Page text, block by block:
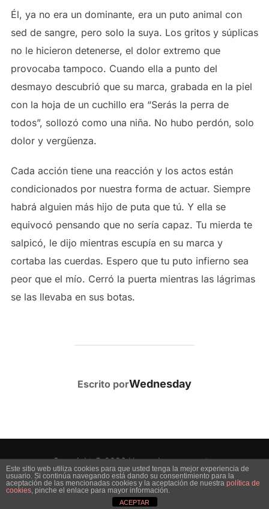
Él, ya no era un dominante, era un puto animal con
sed de sangre, pero solo la suya. Los gritos y súplicas
no le hicieron detenerse, el dolor extremo que
provocaba tampoco. Cuando ella a punto del
desmayo descubrió que su marca, grabada en la piel
con la hoja de un cuchillo era “Serás la perra de
todos”, sollozó como una niña. No hubo perdón, solo
dolor y vergüenza.
Cada acción tiene una reacción y los actos están
condicionados por nuestra forma de actuar. Siempre
habrá alguien más hijo de puta que tú. Y ella se
equivocó pensando que no sería capaz. Tu mierda te
salpicó, le dijo mientras escupía en su marca y
cortaba las cuerdas. Espero que tu puto infierno sea
peor que el mío. Cerró la puerta mientras las lágrimas
se las llevaba en sus botas.
AUTOR DE LA PUBLICACIÓN
Escrito porWednesday
Copyright © 2026 Uno es lo que muestra
Inspiro ThemeporWPZOOM
Este sitio web utiliza cookies para que usted tenga la mejor experiencia de
usuario. Si continúa navegando está dando su consentimiento para la
aceptación de las mencionadas cookies y la aceptación de nuestra política de
cookies, pinche el enlace para mayor información.
ACEPTAR